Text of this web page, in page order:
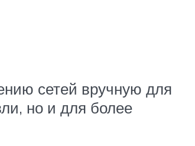
сетей вручную для
но и для более